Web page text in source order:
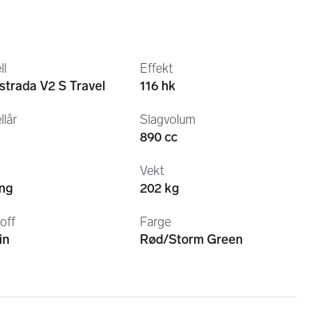
Lights
Leveringsomkostninger tilkommer
V2 S Travel
Effekt
116 hk
Slagvolum
890 cc
Vekt
202 kg
Farge
Rød/Storm Green